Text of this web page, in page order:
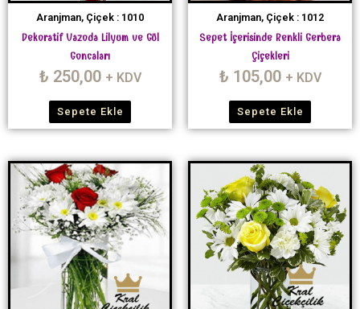
Aranjman, Çiçek : 1010
Dekoratif Vazoda Lilyum ve Gül
Goncaları
₺ 250,00 + KDV
Sepete Ekle
Aranjman, Çiçek : 1012
Sepet İçerisinde Renkli Gerbera
Çiçekleri
₺ 105,00 + KDV
Sepete Ekle